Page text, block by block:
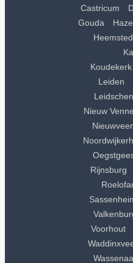
Castricum
Gouda
Leiden
Nieuw
Rijnsburg
Voorhout